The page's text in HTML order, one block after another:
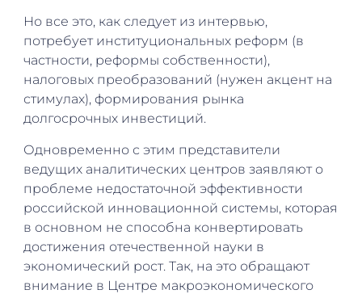
Но все это, как следует из интервью,
потребует институциональных реформ (в
частности, реформы собственности),
налоговых преобразований (нужен акцент на
стимулах), формирования рынка
долгосрочных инвестиций.
Одновременно с этим представители
ведущих аналитических центров заявляют о
проблеме недостаточной эффективности
российской инновационной системы, которая
в основном не способна конвертировать
достижения отечественной науки в
экономический рост. Так, на это обращают
внимание в Центре макроэкономического